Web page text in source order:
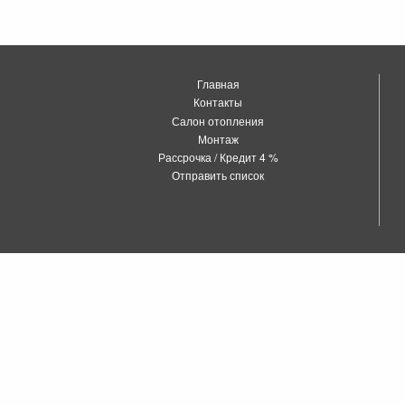
Главная
Контакты
Салон отопления
Монтаж
Рассрочка / Кредит 4 %
Отправить список